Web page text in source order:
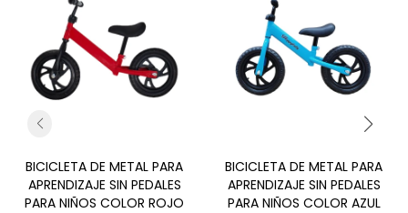
BICICLETA DE METAL PARA
APRENDIZAJE SIN PEDALES
PARA NIÑOS COLOR ROJO
BICICLETA DE METAL PARA
APRENDIZAJE SIN PEDALES
PARA NIÑOS COLOR AZUL